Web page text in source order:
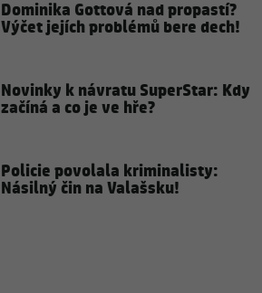
Dominika Gottová nad propastí?
Výčet jejích problémů bere dech!
Novinky k návratu SuperStar: Kdy
začíná a co je ve hře?
Policie povolala kriminalisty:
Násilný čin na Valašsku!